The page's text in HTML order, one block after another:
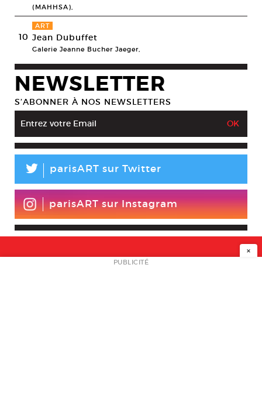
(MAHHSA),
10
ART
Jean Dubuffet
Galerie Jeanne Bucher Jaeger,
NEWSLETTER
S’ABONNER À NOS NEWSLETTERS
L parisART sur Twitter
parisART sur Instagram
NEWSLETTER
×
PUBLICITÉ